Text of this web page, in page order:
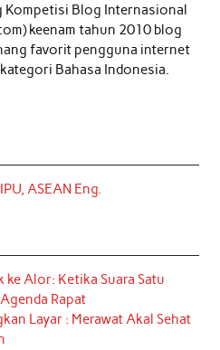
Kompetisi Blog Internasional
keenam tahun 2010 blog
favorit pengguna internet
Bahasa Indonesia.
ASEAN Eng.
ke Alor: Ketika Suara Satu
Rapat
Layar : Merawat Akal Sehat